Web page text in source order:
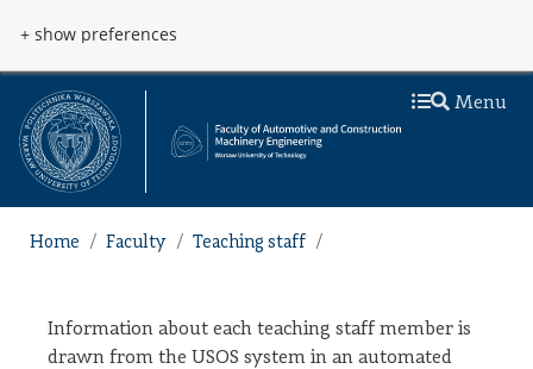
+ show preferences
Menu
Home Faculty Teaching staff
Information about each teaching staff member is
drawn from the USOS system in an automated